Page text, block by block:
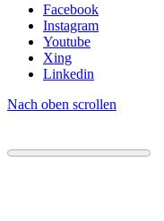
Facebook
Instagram
Youtube
Xing
Linkedin
Nach oben scrollen